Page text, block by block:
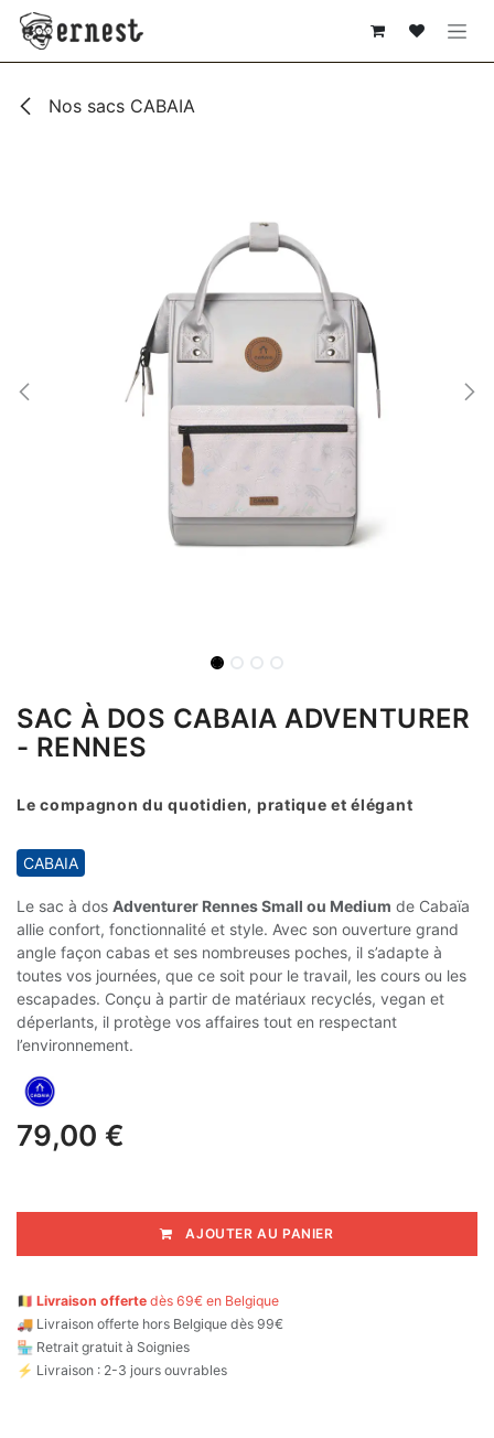
SE RENDRE AU CONTENU
Nos sacs CABAIA
SAC À DOS CABAIA ADVENTURER
- RENNES
Le compagnon du quotidien, pratique et élégant
CABAIA
Le sac à dos Adventurer Rennes Small ou Medium de Cabaïa
allie confort, fonctionnalité et style. Avec son ouverture grand
angle façon cabas et ses nombreuses poches, il s’adapte à
toutes vos journées, que ce soit pour le travail, les cours ou les
escapades. Conçu à partir de matériaux recyclés, vegan et
déperlants, il protège vos affaires tout en respectant
l’environnement.
79,00 €
AJOUTER AU PANIER
🇧🇪 Livraison offerte dès 69€ en Belgique
🚚 Livraison offerte hors Belgique dès 99€
🏪 Retrait gratuit à Soignies
⚡ Livraison : 2-3 jours ouvrables